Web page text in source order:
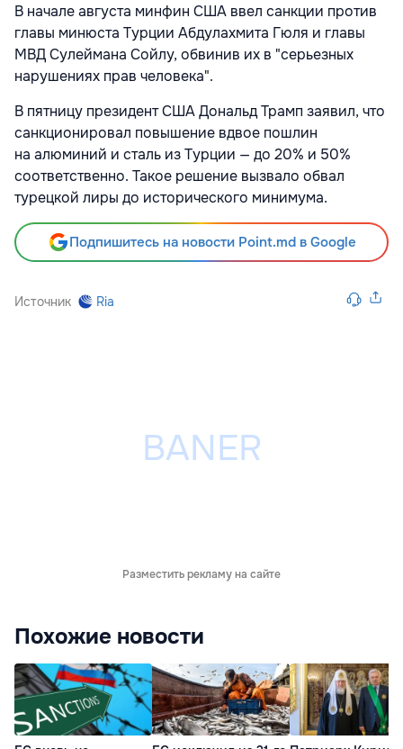
В начале августа минфин США ввел санкции против
главы минюста Турции Абдулахмита Гюля и главы
МВД Сулеймана Сойлу, обвинив их в "серьезных
нарушениях прав человека".
В пятницу президент США Дональд Трамп заявил, что
санкционировал повышение вдвое пошлин
на алюминий и сталь из Турции — до 20% и 50%
соответственно. Такое решение вызвало обвал
турецкой лиры до исторического минимума.
Подпишитесь на новости Point.md в Google
Источник Ria
Разместить рекламу на сайте
Похожие новости